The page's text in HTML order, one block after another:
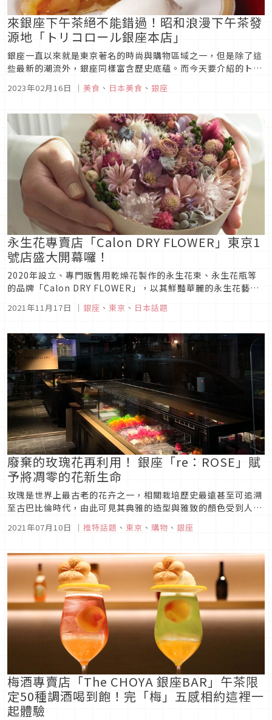
來銀座下午茶絕不能錯過！昭和浪漫下午茶發
源地「トリコロール銀座本店」
銀座一直以來就是東京著名的時尚與購物區域之一，但是除了這
些最新的潮流外，銀座同樣富含歷史底蘊。而今天要介紹的トリ
和美味的咖啡，讓人彷彿置身歐洲街角。如果你在銀座逛街逛
2023年02月16日 ｜ 美食 、 日本美食 、 銀座
永生花專賣店「Calon DRY FLOWER」東京1
號店盛大開幕囉！
2020年設立、專門販售用乾燥花製作的永生花束、永生花瓶等
的品牌「Calon DRY FLOWER」，以其鮮豔華麗的永生花藝聞
人的心意能永久為收禮人所保存，而不僅僅是短暫如曇花一現的
客製化...
2021年11月17日 ｜ 銀座 、 東京 、 日本話題
廢棄的玫瑰花再利用！ 銀座「re：ROSE」賦
予將凋零的花新生命
玫瑰是世界上最古老的花卉之一，相關栽培歷史最遠甚至可追溯
至古巴比倫時代，由此可見其典雅的造型與雅致的顏色受到人們
式控制生長的情況，進而產生出一些不符市場需求的瑕疵品，遭
高級玫瑰專賣店「RO...
2021年07月10日 ｜ 推特話題 、 東京 、 購物 、 銀座
梅酒專賣店「The CHOYA 銀座BAR」午茶限
定50種調酒喝到飽！完「梅」五感相約這裡一
起體驗